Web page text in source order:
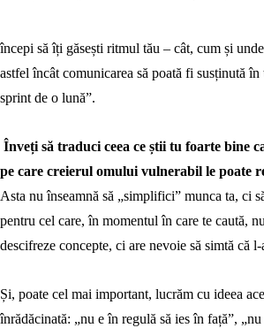
începi să îți găsești ritmul tău – cât, cum și
astfel încât comunicarea să poată fi susținută
sprint de o lună”.
Înveți să traduci ceea ce știi tu foarte bine
pe care creierul omului vulnerabil le poate
Asta nu înseamnă să „simplifici” munca ta, ci
pentru cel care, în momentul în care te caută,
descifreze concepte, ci are nevoie să simtă că
Și, poate cel mai important, lucrăm cu ideea
înrădăcinată: „nu e în regulă să ies în față”,